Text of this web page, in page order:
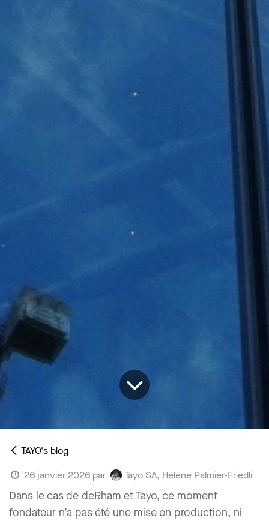
TAYO's blog
26 janvier 2026 par Tayo SA, Hélène Palmier-Friedli
Dans le cas de deRham et Tayo, ce moment
fondateur n’a pas été une mise en production, ni